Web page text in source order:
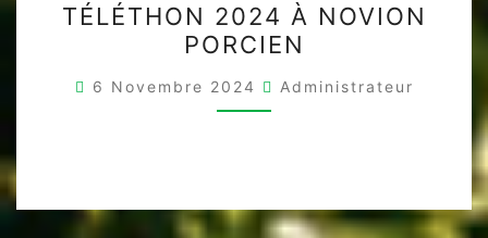
2024
À
NOVION
PORCIEN
TÉLÉTHON 2024 À NOVION
PORCIEN
6 Novembre 2024 Administrateur